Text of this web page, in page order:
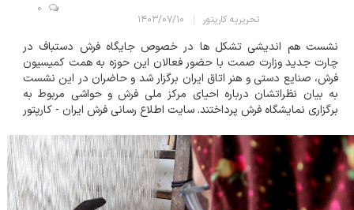
تحریریه کارپتور ۱۴۰۳/۰۷/۱۰
0
نشست هم اندیشی تشکل ها در خصوص جایگاه فرش دستباف در
چارت جدید وزارت صمت با حضور فعالان این حوزه به همت کمیسیون
فرش، صنایع دستی و هنر اتاق ایران برگزار شد و حاضران در این نشست
به بیان نظراتشان درباره احیای مرکز ملی فرش و حواشی مربوط به
برگزاری نمایشگاه فرش پرداختند. سایت اطلاع رسانی فرش ایران - کارپتور
است در این نشست ب...